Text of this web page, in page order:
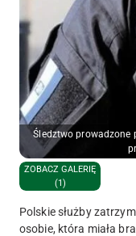
Śledztwo prowadzone
ZOBACZ GALERIĘ
(1)
Polskie służby
osobie, która miała